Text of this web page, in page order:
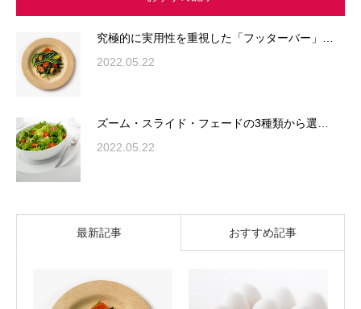
究極的に実用性を重視した「フッターバー」…
2022.05.22
ズーム・スライド・フェードの3種類から選…
2022.05.22
最新記事 おすすめ記事